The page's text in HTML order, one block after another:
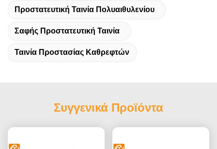
Προστατευτική Ταινία Πολυαιθυλενίου
Σαφής Προστατευτική Ταινία
Ταινία Προστασίας Καθρεφτών
Συγγενικά Προϊόντα